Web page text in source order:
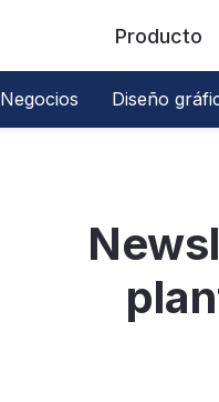
Producto
Negocios Diseño